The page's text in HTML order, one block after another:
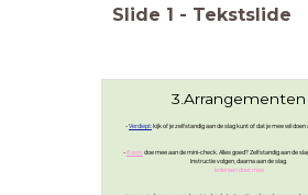
Slide 1 - Tekstslide
3.Arrangementen
-Verdiept:kijk of je zelfstandig aan de slag kunt of dat je mee wil doen
-Basis:doe mee aan de mini-check. Alles goed? Zelfstandig aan de
Instructie volgen, daarna aan de slag.
Iedereen doet mee